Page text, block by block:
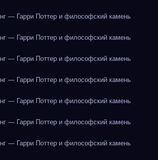
— Гарри Поттер и философский камень
— Гарри Поттер и философский камень
— Гарри Поттер и философский камень
— Гарри Поттер и философский камень
— Гарри Поттер и философский камень
— Гарри Поттер и философский камень
— Гарри Поттер и философский камень